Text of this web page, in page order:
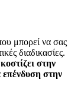
μπορεί να σας
διαδικασίες.
στην
επένδυση στην